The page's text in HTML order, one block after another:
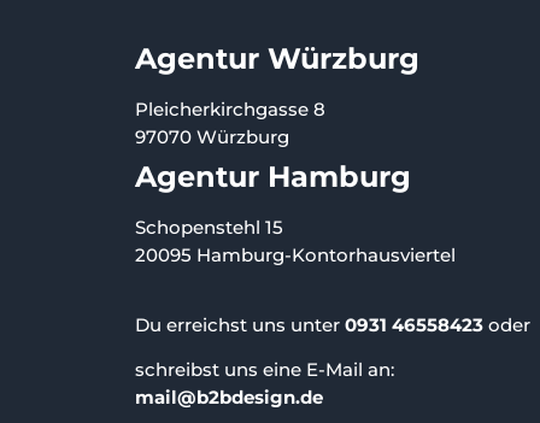
Agentur Würzburg
Pleicherkirchgasse 8
97070 Würzburg
Agentur Hamburg
Schopenstehl 15
20095 Hamburg-Kontorhausviertel
Du erreichst uns unter 0931 46558423 oder
schreibst uns eine E-Mail an:
mail@b2bdesign.de